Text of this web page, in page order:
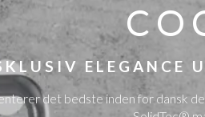
ELEGANCE
det bedste inden for dansk